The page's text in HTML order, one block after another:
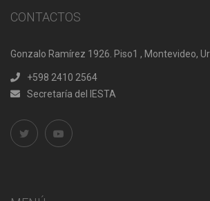
CONTACTOS
Gonzalo Ramírez 1926. Piso1 , Montevideo,
+598 2410 2564
Secretaría del IESTA